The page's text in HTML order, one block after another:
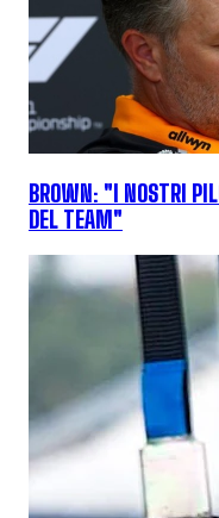
BROWN: "I NOSTRI
DEL TEAM"